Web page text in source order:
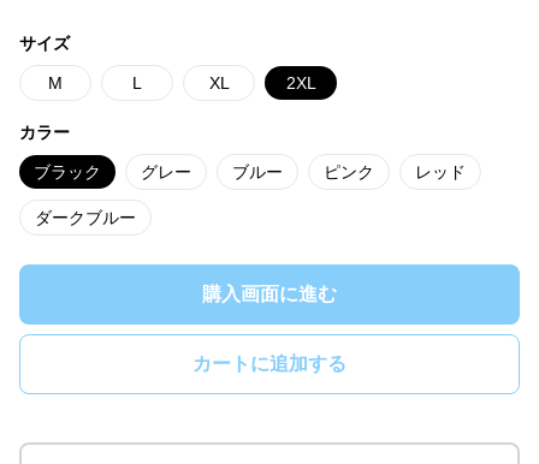
サイズ
M L XL 2XL
カラー
ブラック グレー ブルー ピンク レッド
ダークブルー
購入画面に進む
カートに追加する